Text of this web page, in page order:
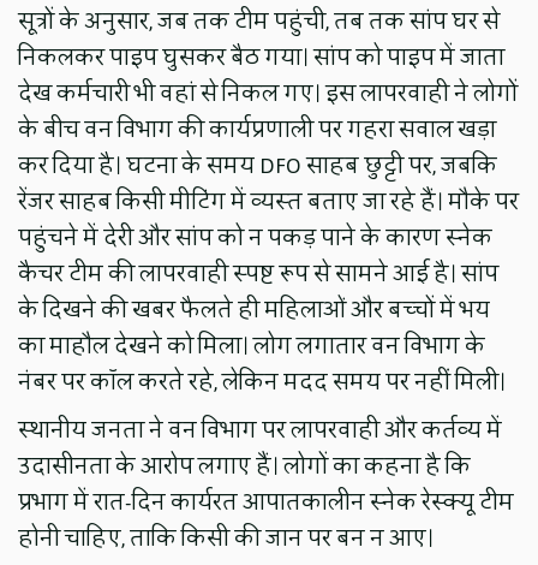
सूत्रों के अनुसार, जब तक टीम पहुंची, तब तक सांप घर से
निकलकर पाइप घुसकर बैठ गया। सांप को पाइप में जाता
देख कर्मचारी भी वहां से निकल गए। इस लापरवाही ने लोगों
के बीच वन विभाग की कार्यप्रणाली पर गहरा सवाल खड़ा
कर दिया है। घटना के समय DFO साहब छुट्टी पर, जबकि
रेंजर साहब किसी मीटिंग में व्यस्त बताए जा रहे हैं। मौके पर
पहुंचने में देरी और सांप को न पकड़ पाने के कारण स्नेक
कैचर टीम की लापरवाही स्पष्ट रूप से सामने आई है। सांप
के दिखने की खबर फैलते ही महिलाओं और बच्चों में भय
का माहौल देखने को मिला। लोग लगातार वन विभाग के
नंबर पर कॉल करते रहे, लेकिन मदद समय पर नहीं मिली।
स्थानीय जनता ने वन विभाग पर लापरवाही और कर्तव्य में
उदासीनता के आरोप लगाए हैं। लोगों का कहना है कि
प्रभाग में रात-दिन कार्यरत आपातकालीन स्नेक रेस्क्यू टीम
होनी चाहिए, ताकि किसी की जान पर बन न आए।